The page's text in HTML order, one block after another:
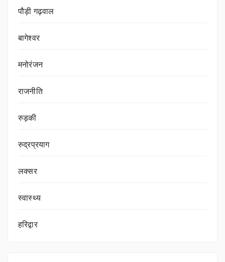
पौड़ी गढ़वाल
बागेश्वर
मनोरंजन
राजनीति
रुड़की
रुद्रप्रयाग
लक्सर
स्वास्थ्य
हरिद्वार